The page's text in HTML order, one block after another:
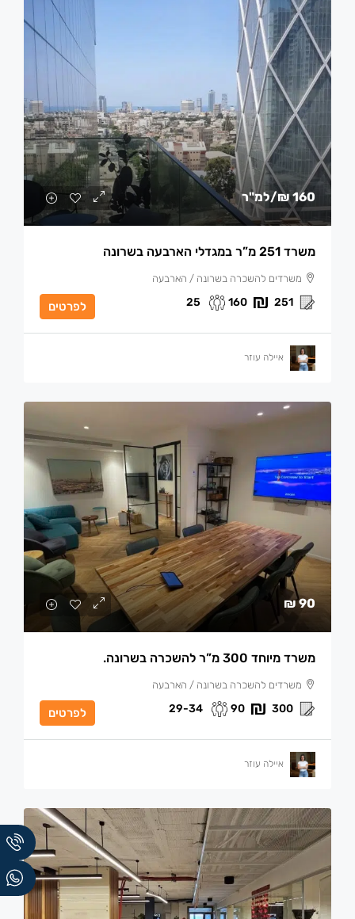
160 ₪ /למ"ר
משרד 251 מ”ר במגדלי הארבעה בשרונה
משרדים להשכרה בשרונה / הארבעה
251
160
25 לפרטים
איילה עוזר
90 ₪
משרד מיוחד 300 מ”ר להשכרה בשרונה.
משרדים להשכרה בשרונה / הארבעה
300
90
29-34 לפרטים
איילה עוזר